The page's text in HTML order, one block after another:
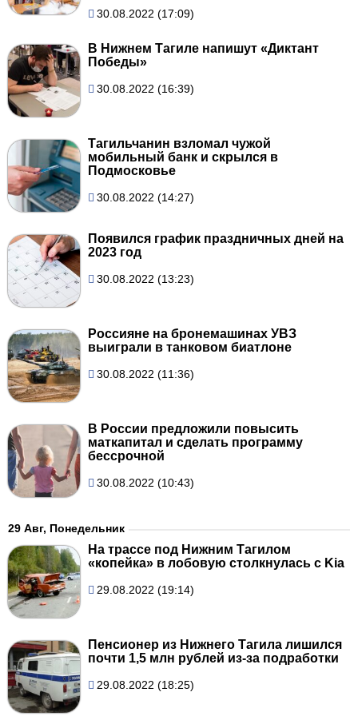
30.08.2022 (17:09)
В Нижнем Тагиле напишут «Диктант
Победы»
30.08.2022 (16:39)
Тагильчанин взломал чужой
мобильный банк и скрылся в
Подмосковье
30.08.2022 (14:27)
Появился график праздничных дней на
2023 год
30.08.2022 (13:23)
Россияне на бронемашинах УВЗ
выиграли в танковом биатлоне
30.08.2022 (11:36)
В России предложили повысить
маткапитал и сделать программу
бессрочной
30.08.2022 (10:43)
29 Авг, Понедельник
На трассе под Нижним Тагилом
«копейка» в лобовую столкнулась c Kia
29.08.2022 (19:14)
Пенсионер из Нижнего Тагила лишился
почти 1,5 млн рублей из-за подработки
29.08.2022 (18:25)